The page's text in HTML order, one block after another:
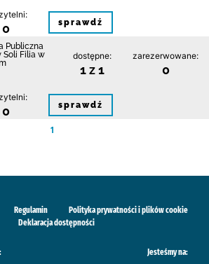
0 sprawdź
Publiczna
Soli Filia w
dostępne:
1 z 1
zarezerwowane:
0
0 sprawdź
1
Regulamin
Polityka prywatności i plików cookie
Deklaracja dostępności
Jesteśmy na: